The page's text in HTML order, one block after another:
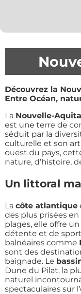
Découvrez la
Entre Océan,
La Nouvelle-
est une terre de
séduit par la
culturelle et son
ouest du pays,
nature, d’histoire,
Un littoral
La côte atlantique
des plus prisées
plages, elle offre
détente et de
balnéaires comme
sont des
baignade. Le
Dune du Pilat, la
naturel
spectaculaires sur